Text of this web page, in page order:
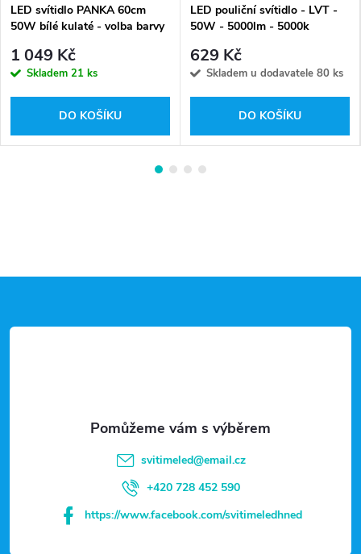
LED svítidlo PANKA 60cm
50W bílé kulaté - volba barvy
1 049 Kč
Skladem 21 ks
DO KOŠÍKU
LED pouliční svítidlo - LVT -
50W - 5000lm - 5000k
629 Kč
Skladem u dodavatele 80 ks
DO KOŠÍKU
á
svitimeled@email.cz
+420 728 452 590
https://www.facebook.com/svitimeledhned